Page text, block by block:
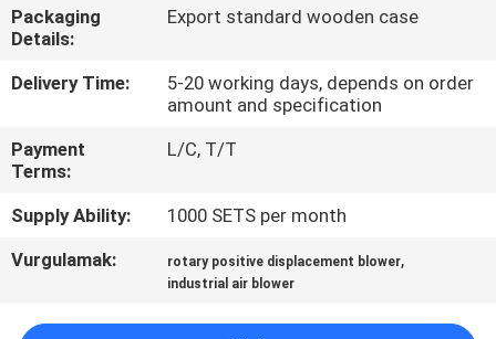
FABRIKA
TURU
KONTROL
BIZIMLE
ILETIŞIME
Packaging
Details:
Export standard wooden case
Delivery Time:
5-20 working days, depends on order
amount and specification
Payment
Terms:
L/C, T/T
Supply Ability:
1000 SETS per month
Vurgulamak:
rotary positive displacement blower,
industrial air blower